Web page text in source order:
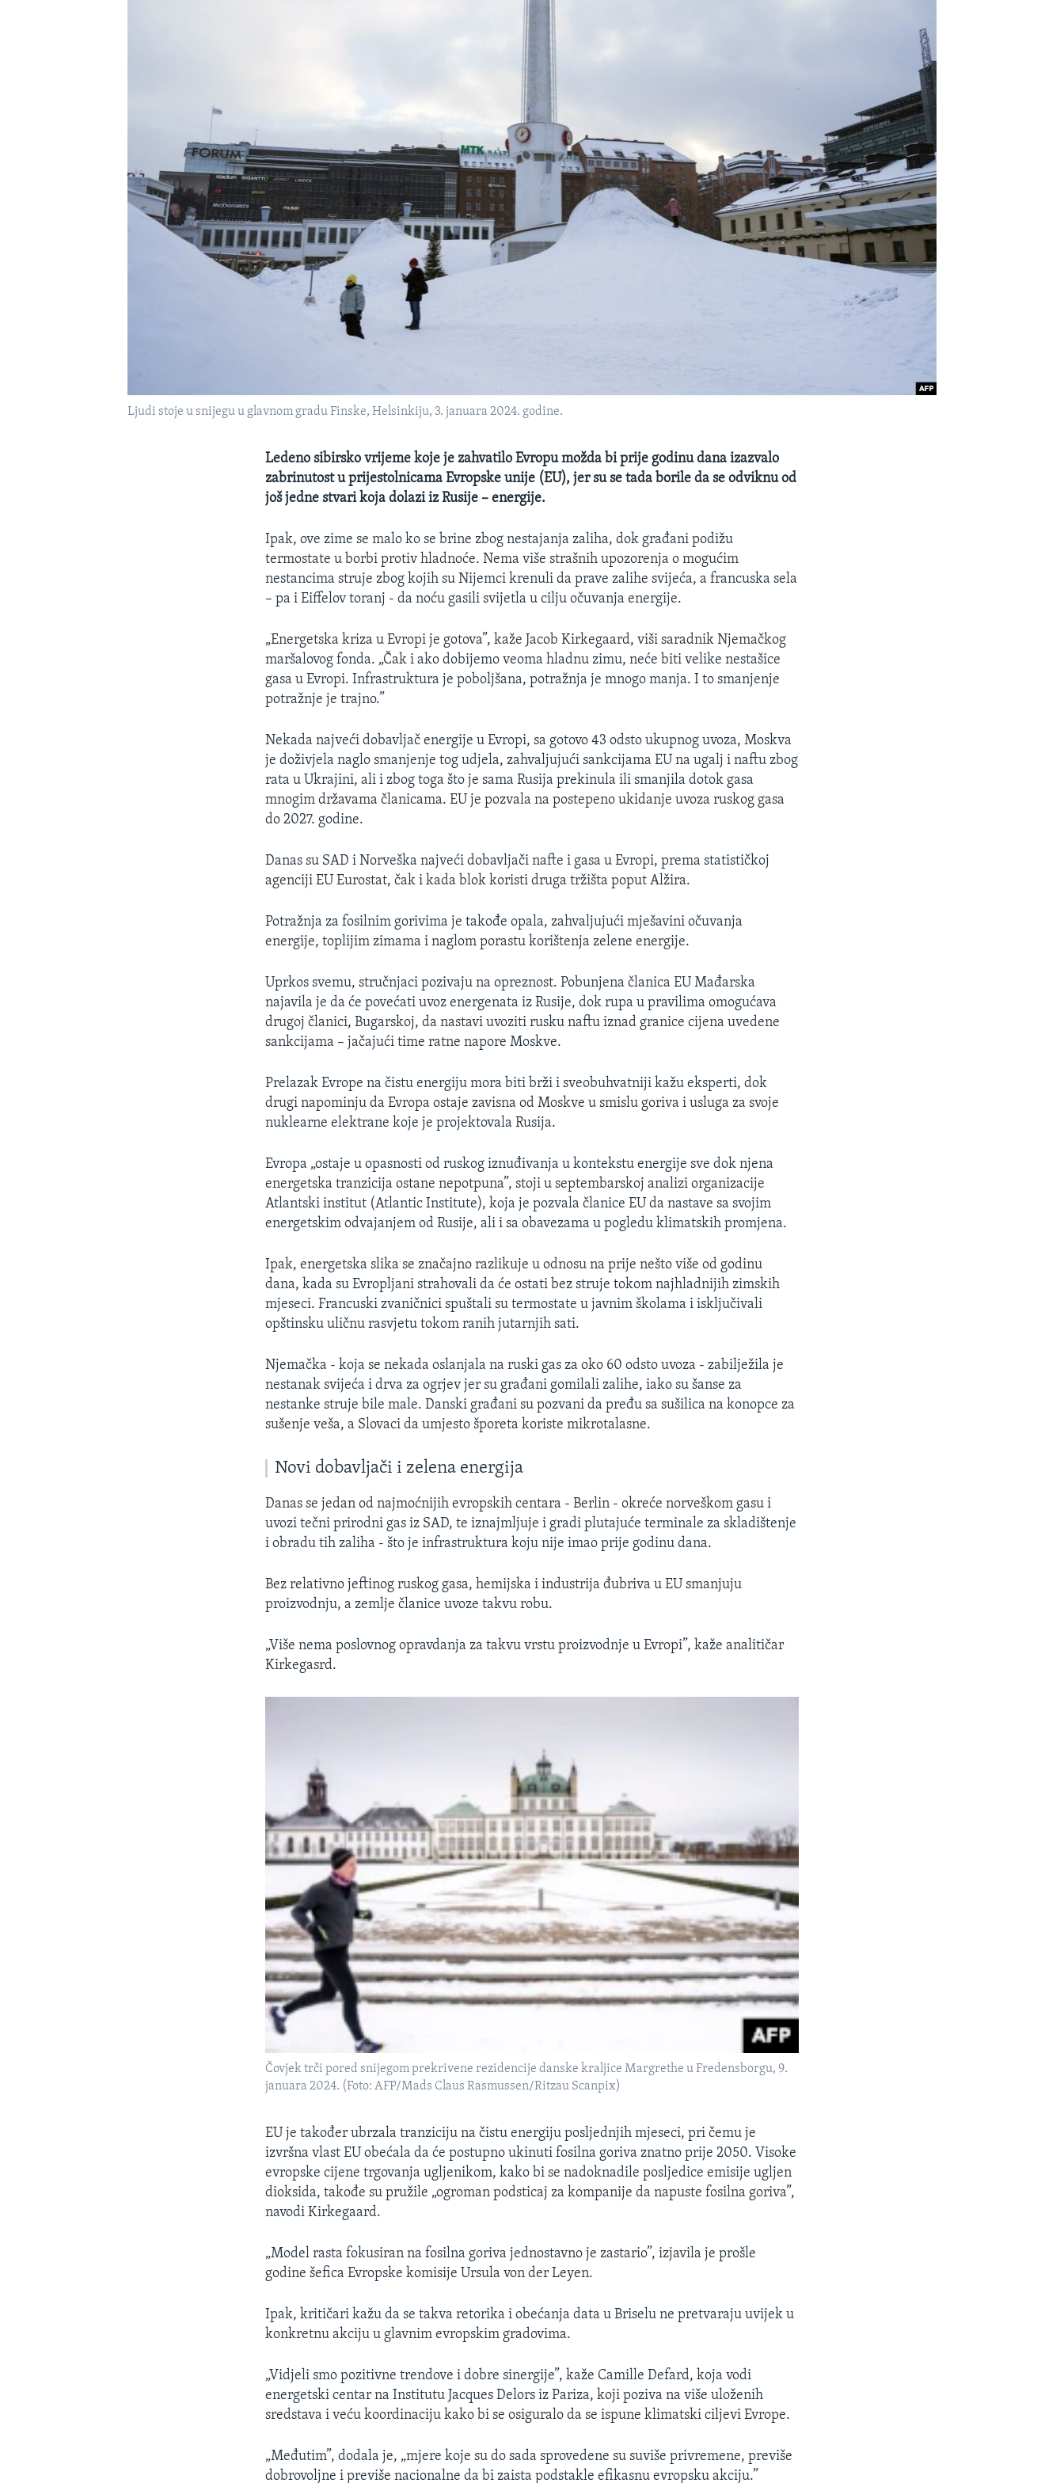
Ljudi stoje u snijegu u glavnom gradu Finske, Helsinkiju, 3. januara 2024. godine.
Ledeno sibirsko vrijeme koje je zahvatilo Evropu možda bi prije godinu dana izazvalo
zabrinutost u prijestolnicama Evropske unije (EU), jer su se tada borile da se odviknu od
još jedne stvari koja dolazi iz Rusije – energije.
Ipak, ove zime se malo ko se brine zbog nestajanja zaliha, dok građani podižu
termostate u borbi protiv hladnoće. Nema više strašnih upozorenja o mogućim
nestancima struje zbog kojih su Nijemci krenuli da prave zalihe svijeća, a francuska sela
– pa i Eiffelov toranj - da noću gasili svijetla u cilju očuvanja energije.
„Energetska kriza u Evropi je gotova”, kaže Jacob Kirkegaard, viši saradnik Njemačkog
maršalovog fonda. „Čak i ako dobijemo veoma hladnu zimu, neće biti velike nestašice
gasa u Evropi. Infrastruktura je poboljšana, potražnja je mnogo manja. I to smanjenje
potražnje je trajno.”
Nekada najveći dobavljač energije u Evropi, sa gotovo 43 odsto ukupnog uvoza, Moskva
je doživjela naglo smanjenje tog udjela, zahvaljujući sankcijama EU na ugalj i naftu zbog
rata u Ukrajini, ali i zbog toga što je sama Rusija prekinula ili smanjila dotok gasa
mnogim državama članicama. EU je pozvala na postepeno ukidanje uvoza ruskog gasa
do 2027. godine.
Danas su SAD i Norveška najveći dobavljači nafte i gasa u Evropi, prema statističkoj
agenciji EU Eurostat, čak i kada blok koristi druga tržišta poput Alžira.
Potražnja za fosilnim gorivima je takođe opala, zahvaljujući mješavini očuvanja
energije, toplijim zimama i naglom porastu korištenja zelene energije.
Uprkos svemu, stručnjaci pozivaju na opreznost. Pobunjena članica EU Mađarska
najavila je da će povećati uvoz energenata iz Rusije, dok rupa u pravilima omogućava
drugoj članici, Bugarskoj, da nastavi uvoziti rusku naftu iznad granice cijena uvedene
sankcijama – jačajući time ratne napore Moskve.
Prelazak Evrope na čistu energiju mora biti brži i sveobuhvatniji kažu eksperti, dok
drugi napominju da Evropa ostaje zavisna od Moskve u smislu goriva i usluga za svoje
nuklearne elektrane koje je projektovala Rusija.
Evropa „ostaje u opasnosti od ruskog iznuđivanja u kontekstu energije sve dok njena
energetska tranzicija ostane nepotpuna”, stoji u septembarskoj analizi organizacije
Atlantski institut (Atlantic Institute), koja je pozvala članice EU da nastave sa svojim
energetskim odvajanjem od Rusije, ali i sa obavezama u pogledu klimatskih promjena.
Ipak, energetska slika se značajno razlikuje u odnosu na prije nešto više od godinu
dana, kada su Evropljani strahovali da će ostati bez struje tokom najhladnijih zimskih
mjeseci. Francuski zvaničnici spuštali su termostate u javnim školama i isključivali
opštinsku uličnu rasvjetu tokom ranih jutarnjih sati.
Njemačka - koja se nekada oslanjala na ruski gas za oko 60 odsto uvoza - zabilježila je
nestanak svijeća i drva za ogrjev jer su građani gomilali zalihe, iako su šanse za
nestanke struje bile male. Danski građani su pozvani da pređu sa sušilica na konopce za
sušenje veša, a Slovaci da umjesto šporeta koriste mikrotalasne.
Novi dobavljači i zelena energija
Danas se jedan od najmoćnijih evropskih centara - Berlin - okreće norveškom gasu i
uvozi tečni prirodni gas iz SAD, te iznajmljuje i gradi plutajuće terminale za skladištenje
i obradu tih zaliha - što je infrastruktura koju nije imao prije godinu dana.
Bez relativno jeftinog ruskog gasa, hemijska i industrija đubriva u EU smanjuju
proizvodnju, a zemlje članice uvoze takvu robu.
„Više nema poslovnog opravdanja za takvu vrstu proizvodnje u Evropi”, kaže analitičar
Kirkegasrd.
Čovjek trči pored snijegom prekrivene rezidencije danske kraljice Margrethe u Fredensborgu, 9.
januara 2024. (Foto: AFP/Mads Claus Rasmussen/Ritzau Scanpix)
EU je također ubrzala tranziciju na čistu energiju posljednjih mjeseci, pri čemu je
izvršna vlast EU obećala da će postupno ukinuti fosilna goriva znatno prije 2050. Visoke
evropske cijene trgovanja ugljenikom, kako bi se nadoknadile posljedice emisije ugljen
dioksida, takođe su pružile „ogroman podsticaj za kompanije da napuste fosilna goriva”,
navodi Kirkegaard.
„Model rasta fokusiran na fosilna goriva jednostavno je zastario”, izjavila je prošle
godine šefica Evropske komisije Ursula von der Leyen.
Ipak, kritičari kažu da se takva retorika i obećanja data u Briselu ne pretvaraju uvijek u
konkretnu akciju u glavnim evropskim gradovima.
„Vidjeli smo pozitivne trendove i dobre sinergije”, kaže Camille Defard, koja vodi
energetski centar na Institutu Jacques Delors iz Pariza, koji poziva na više uloženih
sredstava i veću koordinaciju kako bi se osiguralo da se ispune klimatski ciljevi Evrope.
„Međutim”, dodala je, „mjere koje su do sada sprovedene su suviše privremene, previše
dobrovoljne i previše nacionalne da bi zaista podstakle efikasnu evropsku akciju.”